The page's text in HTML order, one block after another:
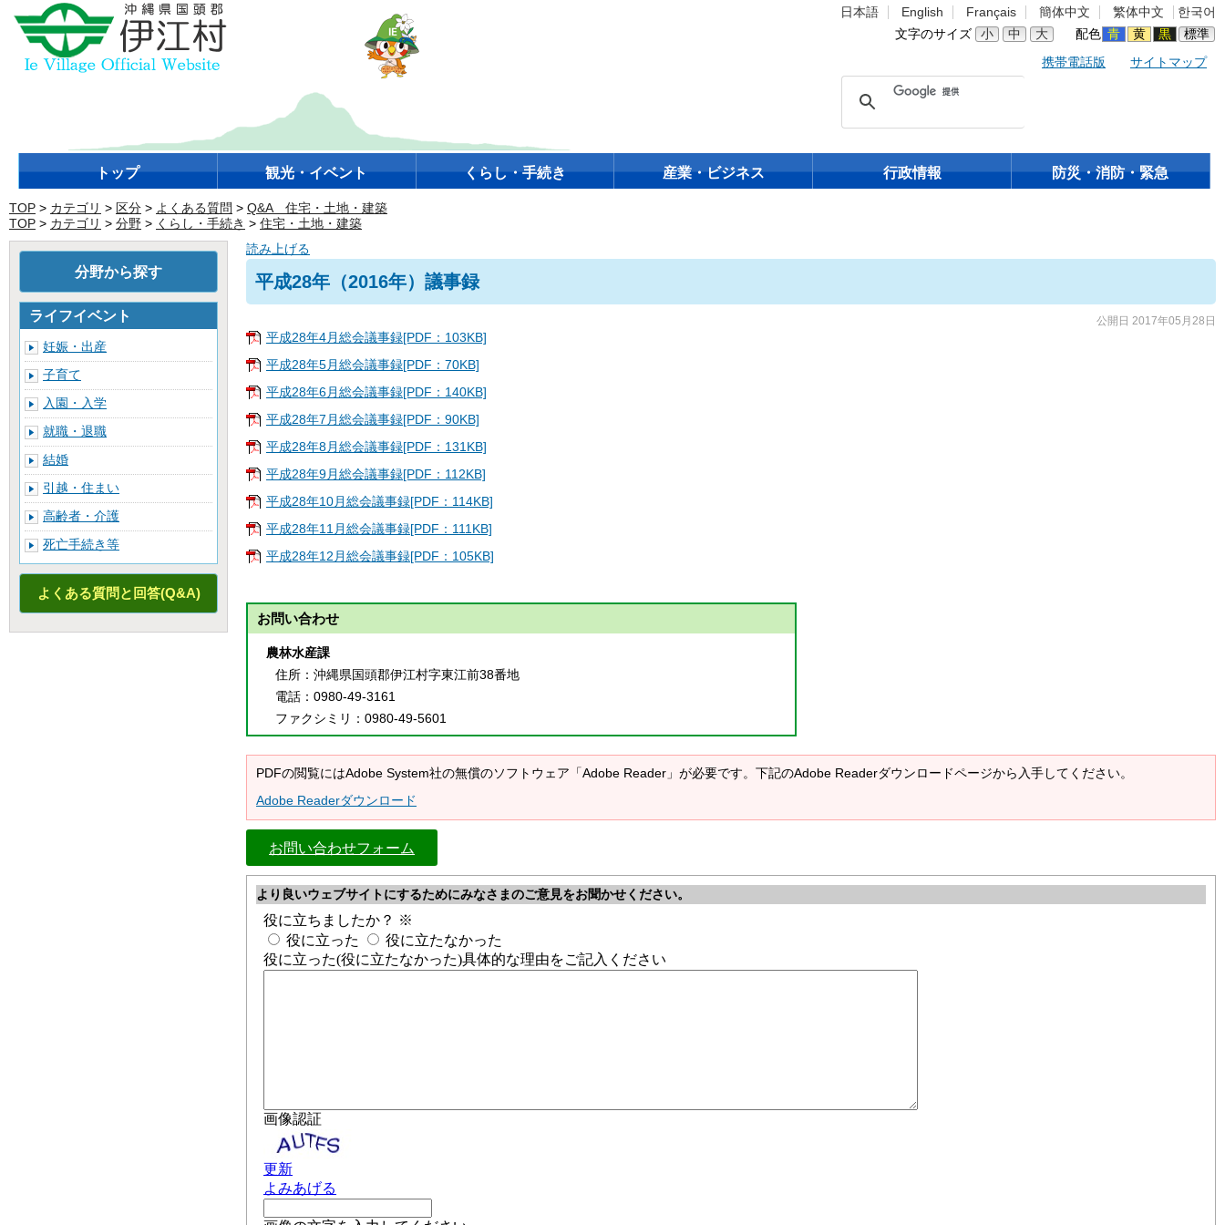
日本語 English Français 簡体中文 繁体中文
한국어
文字のサイズ
小 中 大 配色 青 黄 黒 標準
携帯電話版 サイトマップ
トップ 観光・イベント くらし・手続き 産業・ビジネス 行政情報 防災・消防・緊急
TOP > カテゴリ > 区分 > よくある質問 > Q&A 住宅・土地・建築
TOP > カテゴリ > 分野 > くらし・手続き > 住宅・土地・建築
読み上げる
平成28年（2016年）議事録
公開日 2017年05月28日
平成28年4月総会議事録[PDF：103KB]
平成28年5月総会議事録[PDF：70KB]
平成28年6月総会議事録[PDF：140KB]
平成28年7月総会議事録[PDF：90KB]
平成28年8月総会議事録[PDF：131KB]
平成28年9月総会議事録[PDF：112KB]
平成28年10月総会議事録[PDF：114KB]
平成28年11月総会議事録[PDF：111KB]
平成28年12月総会議事録[PDF：105KB]
お問い合わせ
農林水産課
住所 ：沖縄県国頭郡伊江村字東江前38番地
電話 ：0980-49-3161
ファクシミリ ：0980-49-5601
PDFの閲覧にはAdobe System社の無償のソフトウェア「Adobe Reader」が必要です。下記のAdobe Readerダウンロードページから入手してください。
Adobe Readerダウンロード
お問い合わせフォーム
より良いウェブサイトにするためにみなさまのご意見をお聞かせください。
分野から探す
ライフイベント
妊娠・出産
子育て
入園・入学
就職・退職
結婚
引越・住まい
高齢者・介護
死亡手続き等
よくある質問と回答(Q&A)